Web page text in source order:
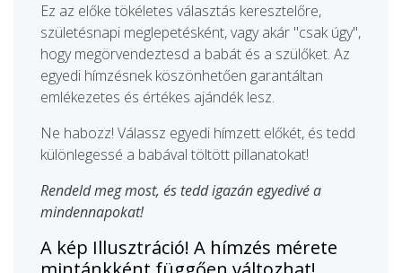
Ez az előke tökéletes választás keresztelőre,
születésnapi meglepetésként, vagy akár "csak úgy",
hogy megörvendeztesd a babát és a szülőket. Az
egyedi hímzésnek köszönhetően garantáltan
emlékezetes és értékes ajándék lesz.
Ne habozz! Válassz egyedi hímzett előkét, és tedd
különlegessé a babával töltött pillanatokat!
Rendeld meg most, és tedd igazán egyedivé a
mindennapokat!
A kép Illusztráció! A hímzés mérete